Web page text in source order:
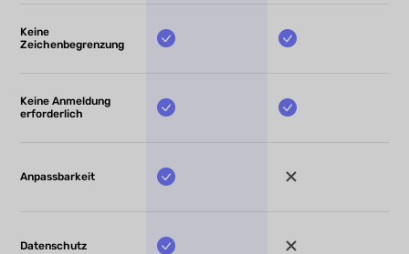
Keine
Zeichenbegrenzung
Keine Anmeldung
erforderlich
Anpassbarkeit
Datenschutz